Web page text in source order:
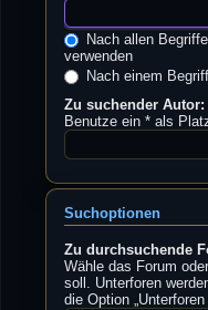
Nach allen
verwenden
Nach einem
Zu suchender Autor:
Benutze ein * als
Suchoptionen
Zu durchsuchende
Wähle das Forum
soll. Unterforen
die Option